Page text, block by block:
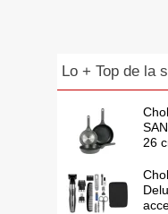
Lo + Top de la
26